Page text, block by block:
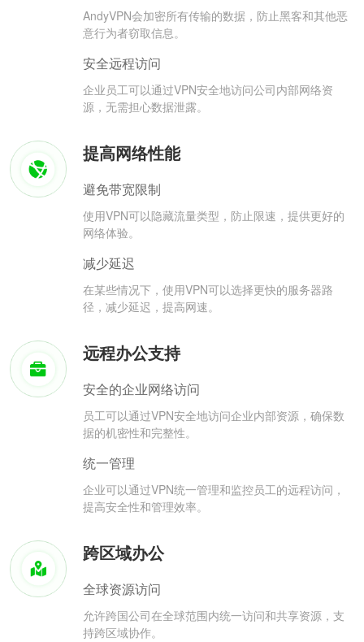
AndyVPN会加密所有传输的数据，防止黑客和其他恶
意行为者窃取信息。
安全远程访问
企业员工可以通过VPN安全地访问公司内部网络资
源，无需担心数据泄露。
提高网络性能
避免带宽限制
使用VPN可以隐藏流量类型，防止限速，提供更好的
网络体验。
减少延迟
在某些情况下，使用VPN可以选择更快的服务器路
径，减少延迟，提高网速。
远程办公支持
安全的企业网络访问
员工可以通过VPN安全地访问企业内部资源，确保数
据的机密性和完整性。
统一管理
企业可以通过VPN统一管理和监控员工的远程访问，
提高安全性和管理效率。
跨区域办公
全球资源访问
允许跨国公司在全球范围内统一访问和共享资源，支
持跨区域协作。